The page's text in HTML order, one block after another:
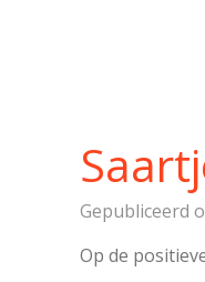
Gepubliceerd
Op de